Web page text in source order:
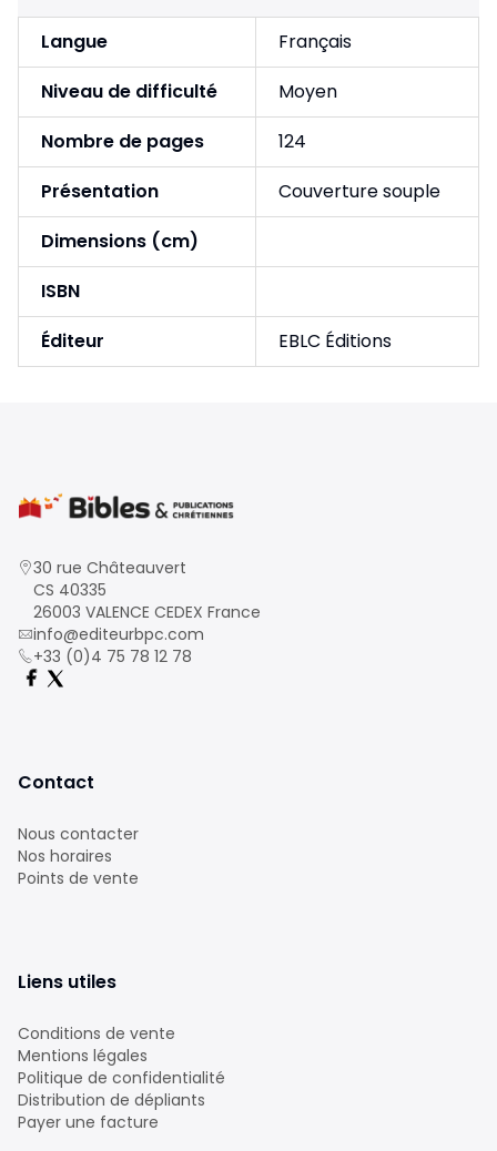
Langue
Français
Niveau de difficulté
Moyen
Nombre de pages
124
Présentation
Couverture souple
Dimensions (cm)
ISBN
Éditeur
EBLC Éditions
30 rue Châteauvert
CS 40335
26003 VALENCE CEDEX France
info@editeurbpc.com
+33 (0)4 75 78 12 78
Contact
Nous contacter
Nos horaires
Points de vente
Liens utiles
Conditions de vente
Mentions légales
Politique de confidentialité
Distribution de dépliants
Payer une facture